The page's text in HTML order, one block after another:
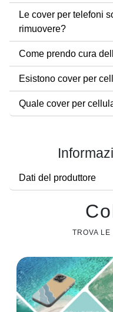
Le cover per telefoni
rimuovere?
Come prendo cura
Esistono cover per
Quale cover per
Dati del produttore
TROVA LE